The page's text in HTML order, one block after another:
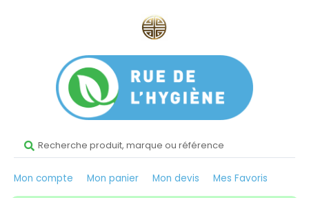
Mon compte Mon panier Mon devis Mes Favoris